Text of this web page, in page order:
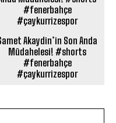
Akaydin’in Son Anda
Müdahelesi! #shorts
#fenerbahçe
#çaykurrizespor